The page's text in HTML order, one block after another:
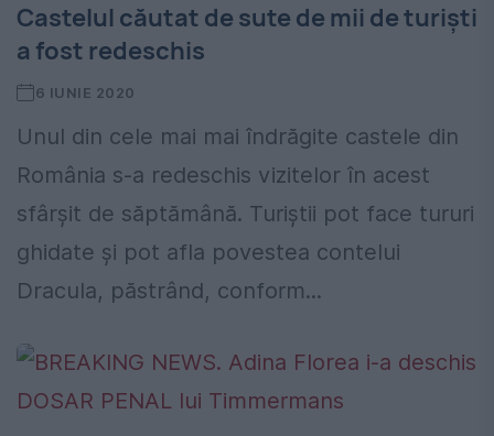
Castelul căutat de sute de mii de turiști
a fost redeschis
6 IUNIE 2020
Unul din cele mai mai îndrăgite castele din
România s-a redeschis vizitelor în acest
sfârșit de săptămână. Turiștii pot face tururi
ghidate și pot afla povestea contelui
Dracula, păstrând, conform...